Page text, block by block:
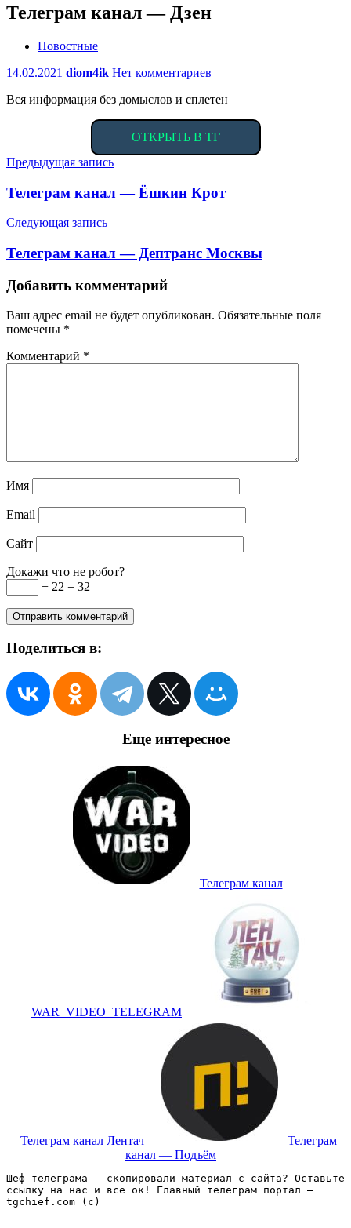
Телеграм канал — Дзен
Новостные
14.02.2021 diom4ik Нет комментариев
Вся информация без домыслов и сплетен
ОТКРЫТЬ В ТГ
Навигация
по
записям
Предыдущая запись
Телеграм канал — Ёшкин Крот
Следующая запись
Телеграм канал — Дептранс Москвы
Добавить комментарий
Ваш адрес email не будет опубликован. Обязательные поля
помечены *
Комментарий *
Имя
Email
Сайт
Докажи что не робот?
+ 22 = 32
Поделиться в:
Еще интересное
Телеграм канал
WAR_VIDEO_TELEGRAM
Телеграм канал Лентач
Телеграм
канал — Подъём
Шеф телеграма – скопировали материал с сайта? Оставьте
ссылку на нас и все ок! Главный телеграм портал –